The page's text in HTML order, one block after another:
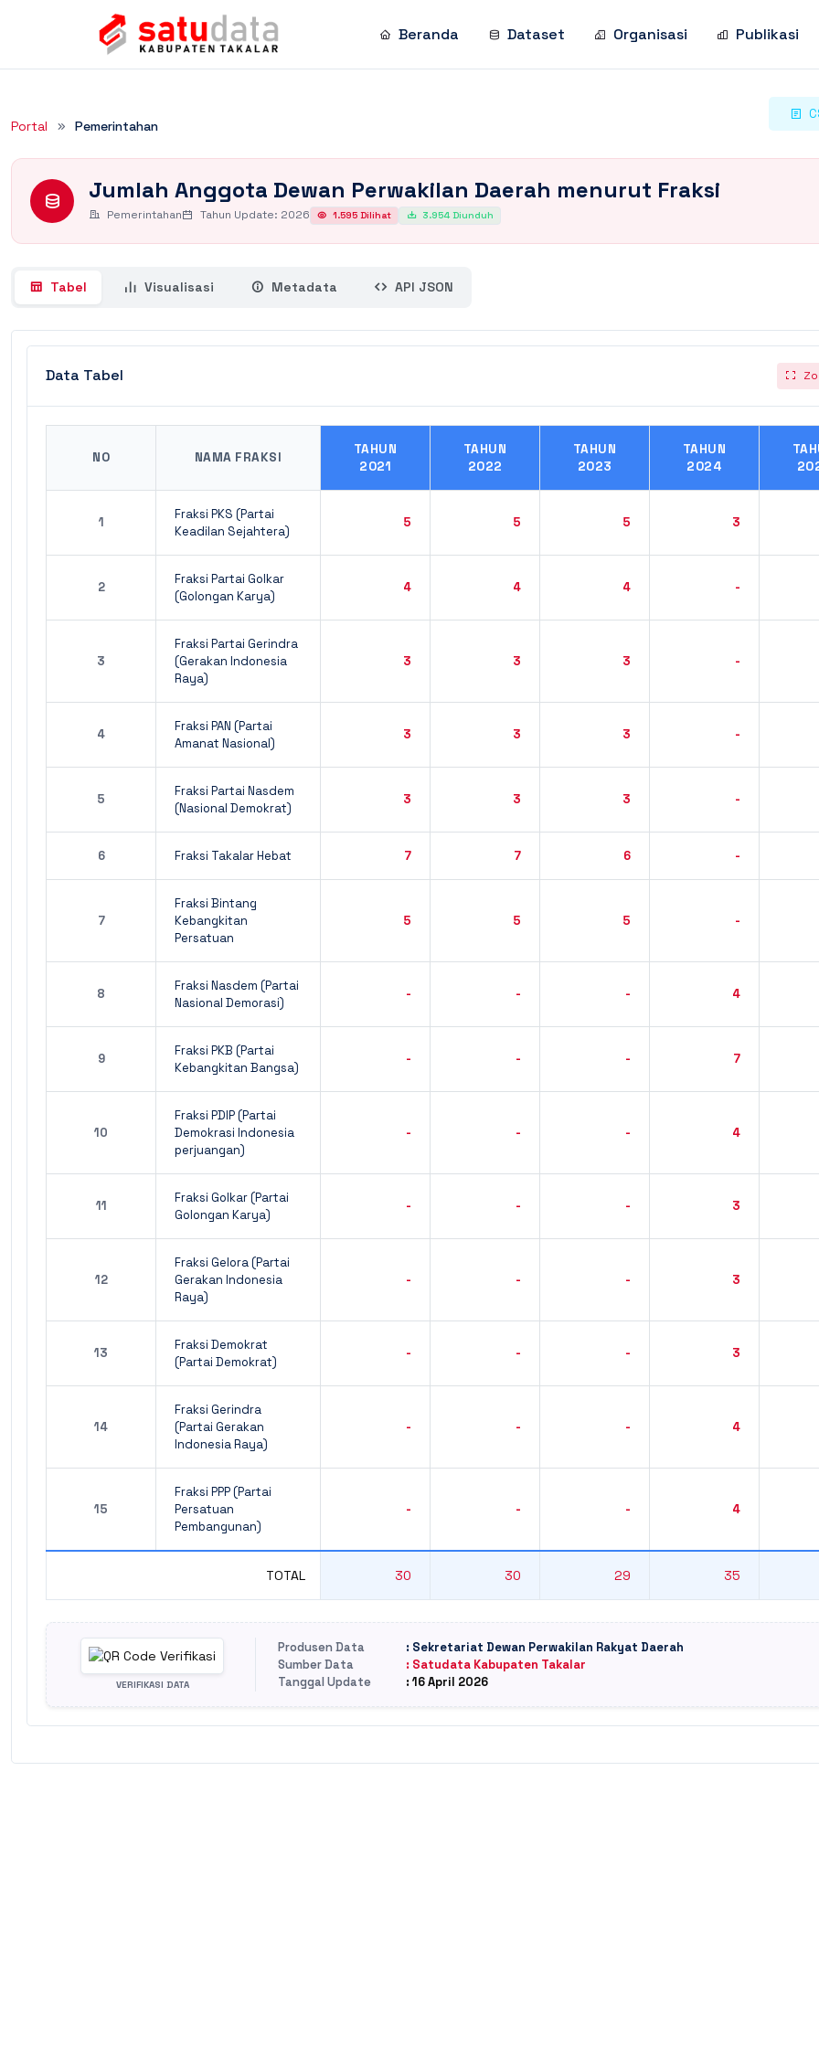
Beranda Dataset Organisasi Publikasi
Portal Pemerintahan
Jumlah Anggota Dewan Perwakilan Daerah menurut Fraksi
Pemerintahan Tahun Update: 2026 1.595 Dilihat 3.954 Diunduh
Tabel Visualisasi Metadata API JSON
Data Tabel
NO NAMA FRAKSI
TAHUN
2021
TAHUN
2022
TAHUN
2023
TAHUN
2024
1
Fraksi PKS (Partai
Keadilan Sejahtera)
5 5 5 3
2
Fraksi Partai Golkar
(Golongan Karya)
4 4 4 -
3
Fraksi Partai Gerindra
(Gerakan Indonesia
Raya)
3 3 3 -
4
Fraksi PAN (Partai
Amanat Nasional)
3 3 3 -
5
Fraksi Partai Nasdem
(Nasional Demokrat)
3 3 3 -
6 Fraksi Takalar Hebat 7 7 6 -
7
Fraksi Bintang
Kebangkitan
Persatuan
5 5 5 -
8
Fraksi Nasdem (Partai
Nasional Demorasi)
- - - 4
9
Fraksi PKB (Partai
Kebangkitan Bangsa)
- - - 7
10
Fraksi PDIP (Partai
Demokrasi Indonesia
perjuangan)
- - - 4
11
Fraksi Golkar (Partai
Golongan Karya)
- - - 3
12
Fraksi Gelora (Partai
Gerakan Indonesia
Raya)
- - - 3
13
Fraksi Demokrat
(Partai Demokrat)
- - - 3
14
Fraksi Gerindra
(Partai Gerakan
Indonesia Raya)
- - - 4
15
Fraksi PPP (Partai
Persatuan
Pembangunan)
- - - 4
TOTAL 30 30 29 35
VERIFIKASI DATA
Produsen Data
: Sekretariat Dewan Perwakilan Rakyat Daerah
Sumber Data
: Satudata Kabupaten Takalar
Tanggal Update
: 16 April 2026